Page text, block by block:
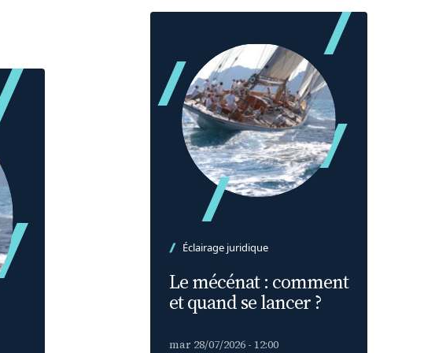
Éclairage juridique
Le mécénat : comment
et quand se lancer ?
mar 28/07/2026 - 12:00